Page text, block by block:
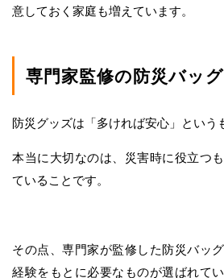
意しておく家庭も増えています。
専門家監修の防災バッ
防災グッズは「多ければ安心」という
本当に大切なのは、災害時に役立つ
ていることです。
その点、専門家が監修した防災バッ
経験をもとに必要なものが選ばれて